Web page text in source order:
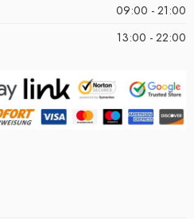
09:00 - 21:00
13:00 - 22:00